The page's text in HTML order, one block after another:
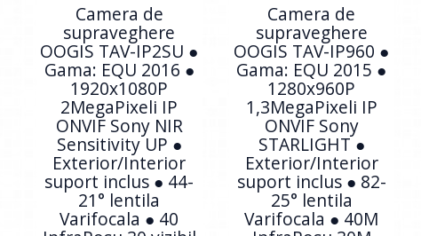
Camera de
supraveghere
OOGIS TAV-IP2SU ●
Gama: EQU 2016 ●
1920x1080P
2MegaPixeli IP
ONVIF Sony NIR
Sensitivity UP ●
Exterior/Interior
suport inclus ● 44-
21° lentila
Varifocala ● 40
Camera de
supraveghere
OOGIS TAV-IP960 ●
Gama: EQU 2015 ●
1280x960P
1,3MegaPixeli IP
ONVIF Sony
STARLIGHT ●
Exterior/Interior
suport inclus ● 82-
25° lentila
Varifocala ● 40M